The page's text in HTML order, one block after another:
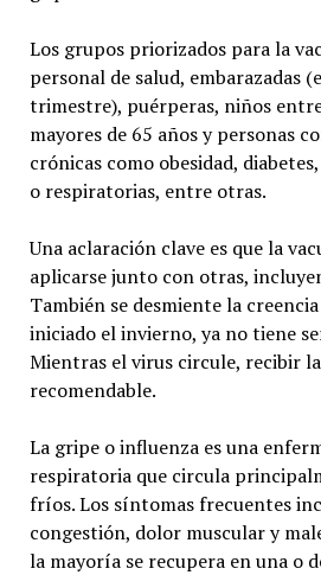
Los grupos priorizados para la
personal de salud, embarazadas
trimestre), puérperas, niños
mayores de 65 años y personas
crónicas como obesidad,
o respiratorias, entre otras.
Una aclaración clave es que la
aplicarse junto con otras,
También se desmiente la
iniciado el invierno, ya no tiene
Mientras el virus circule, recibir
recomendable.
La gripe o influenza es una
respiratoria que circula
fríos. Los síntomas frecuentes
congestión, dolor muscular y
la mayoría se recupera en una o